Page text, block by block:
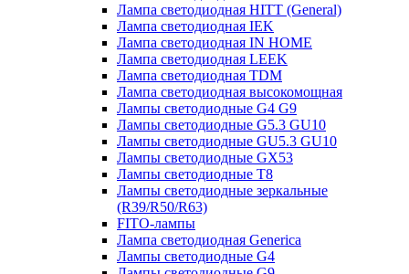
Лампа светодиодная HITT (General)
Лампа светодиодная IEK
Лампа светодиодная IN HOME
Лампа светодиодная LEEK
Лампа светодиодная TDM
Лампа светодиодная высокомощная
Лампы светодиодные G4 G9
Лампы светодиодные G5.3 GU10
Лампы светодиодные GU5.3 GU10
Лампы светодиодные GX53
Лампы светодиодные T8
Лампы светодиодные зеркальные
(R39/R50/R63)
FITO-лампы
Лампа светодиодная Generica
Лампы светодиодные G4